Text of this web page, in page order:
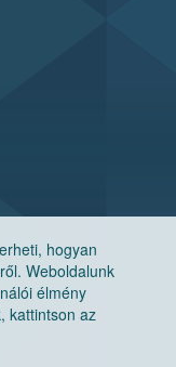
hogyan
Weboldalunk
élmény
kattintson az